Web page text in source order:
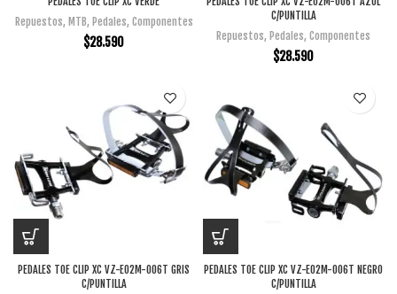
Repuestos, MTB, Pedales, Componentes
$28.590
C/PUNTILLA
Repuestos, Pedales, Componentes
$28.590
PEDALES TOE CLIP XC VZ-E02M-006T GRIS
C/PUNTILLA
PEDALES TOE CLIP XC VZ-E02M-006T NEGRO
C/PUNTILLA